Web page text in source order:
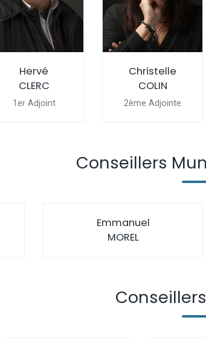
Hervé
CLERC
1er Adjoint
Christelle
COLIN
2ème Adjointe
Conseillers
Emmanuel
MOREL